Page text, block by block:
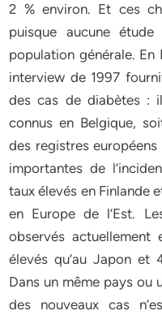
2 % environ. Et ces
puisque aucune
population générale. En
interview de 1997
des cas de diabètes :
connus en Belgique,
des registres
importantes de
taux élevés en Finlande
en Europe de l’Est.
observés
élevés qu’au Japon et
Dans un même pays ou
des nouveaux cas